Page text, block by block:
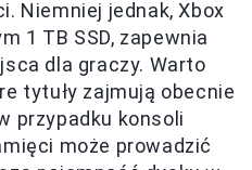
Niemniej jednak, Xbox
1 TB SSD, zapewnia
dla graczy. Warto
tytuły zajmują obecnie
przypadku konsoli
może prowadzić